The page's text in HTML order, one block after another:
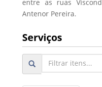
entre as ruas
Antenor Pereira.
Serviços